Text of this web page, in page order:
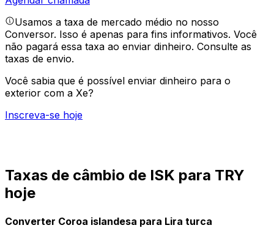
Usamos a taxa de mercado médio no nosso
Conversor. Isso é apenas para fins informativos. Você
não pagará essa taxa ao enviar dinheiro. Consulte as
taxas de envio.
Você sabia que é possível enviar dinheiro para o
exterior com a Xe?
Inscreva-se hoje
Taxas de câmbio de ISK para TRY
hoje
Converter Coroa islandesa para Lira turca